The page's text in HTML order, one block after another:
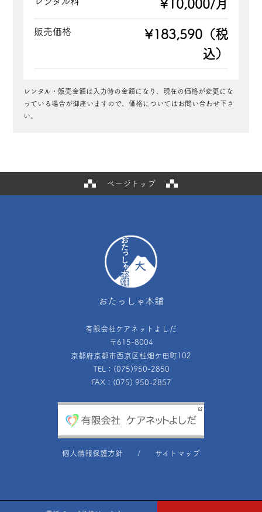
¥10,000/月
販売価格
¥183,590（税
込）
レンタル・販売金額は入力時の金額になり、現在の価格が変更にな
っている場合が御座いますので、価格についてはお問い合わせ下さ
い。
ページトップ
おたっしゃ本舗
有限会社ケアネットよしだ
〒615-8004
京都府京都市西京区桂畑ケ田町102
TEL：(075)950-2850
FAX：(075) 950-2857
個人情報保護方針 サイトマップ